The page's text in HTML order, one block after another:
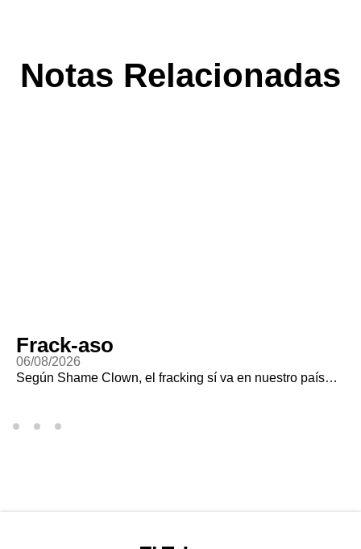
Notas Relacionadas
Frack-aso
06/08/2026
Según Shame Clown, el fracking sí va en nuestro país…